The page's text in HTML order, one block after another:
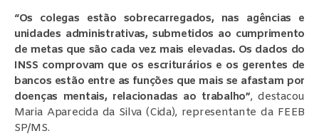
“Os colegas estão sobrecarregados, nas agências e
unidades administrativas, submetidos ao cumprimento
de metas que são cada vez mais elevadas. Os dados do
INSS comprovam que os escriturários e os gerentes de
bancos estão entre as funções que mais se afastam por
doenças mentais, relacionadas ao trabalho”, destacou
Maria Aparecida da Silva (Cida), representante da FEEB
SP/MS.